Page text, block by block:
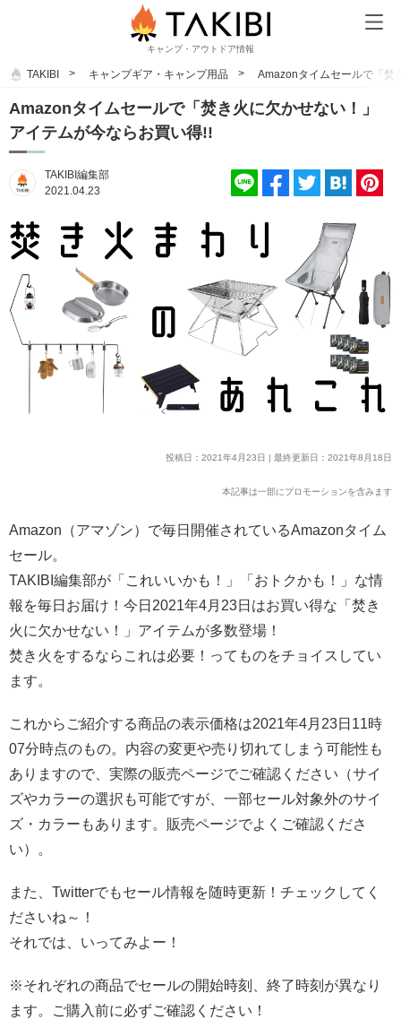
キャンプ・アウトドア情報
TAKIBI キャンプギア・キャンプ用品 Amazonタイムセールで「焚
Amazonタイムセールで「焚き火に欠かせない！」
アイテムが今ならお買い得!!
TAKIBI編集部
2021.04.23
投稿日：2021年4月23日 | 最終更新日：2021年8月18日
本記事は一部にプロモーションを含みます
Amazon（アマゾン）で毎日開催されているAmazonタイム
セール。
TAKIBI編集部が「これいいかも！」「おトクかも！」な情
報を毎日お届け！今日2021年4月23日はお買い得な「焚き
火に欠かせない！」アイテムが多数登場！
焚き火をするならこれは必要！ってものをチョイスしてい
ます。
これからご紹介する商品の表示価格は2021年4月23日11時
07分時点のもの。内容の変更や売り切れてしまう可能性も
ありますので、実際の販売ページでご確認ください（サイ
ズやカラーの選択も可能ですが、一部セール対象外のサイ
ズ・カラーもあります。販売ページでよくご確認くださ
い）。
また、Twitterでもセール情報を随時更新！チェックしてく
ださいね～！
それでは、いってみよー！
※それぞれの商品でセールの開始時刻、終了時刻が異なり
ます。ご購入前に必ずご確認ください！